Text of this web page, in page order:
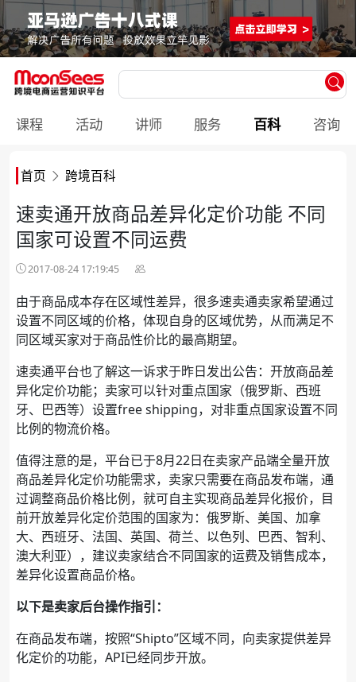
课程 活动 讲师 服务 百科 咨询
首页 跨境百科
速卖通开放商品差异化定价功能 不同
国家可设置不同运费
2017-08-24 17:19:45
由于商品成本存在区域性差异，很多速卖通卖家希望通过
设置不同区域的价格，体现自身的区域优势，从而满足不
同区域买家对于商品性价比的最高期望。
速卖通平台也了解这一诉求于昨日发出公告：开放商品差
异化定价功能；卖家可以针对重点国家（俄罗斯、西班
牙、巴西等）设置free shipping，对非重点国家设置不同
比例的物流价格。
值得注意的是，平台已于8月22日在卖家产品端全量开放
商品差异化定价功能需求，卖家只需要在商品发布端，通
过调整商品价格比例，就可自主实现商品差异化报价，目
前开放差异化定价范围的国家为：俄罗斯、美国、加拿
大、西班牙、法国、英国、荷兰、以色列、巴西、智利、
澳大利亚），建议卖家结合不同国家的运费及销售成本，
差异化设置商品价格。
以下是卖家后台操作指引：
在商品发布端，按照“Shipto”区域不同，向卖家提供差异
化定价的功能，API已经同步开放。